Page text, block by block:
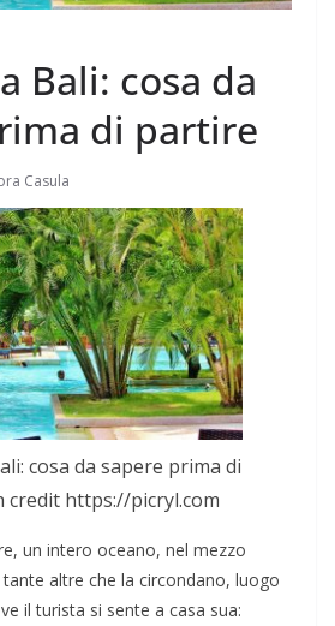
Bali: cosa da
di partire
Casula
cosa da sapere prima di
credit https://picryl.com
un intero oceano, nel mezzo
tante altre che la circondano, luogo
il turista si sente a casa sua: